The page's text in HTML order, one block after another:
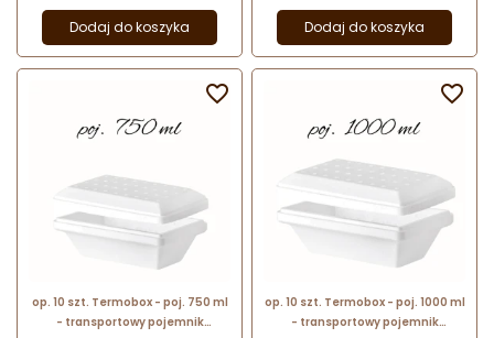
Dodaj do koszyka Dodaj do koszyka
op. 10 szt. Termobox - poj. 750 ml
- transportowy pojemnik

op. 10 szt. Termobox - poj. 1000 ml
- transportowy pojemnik
